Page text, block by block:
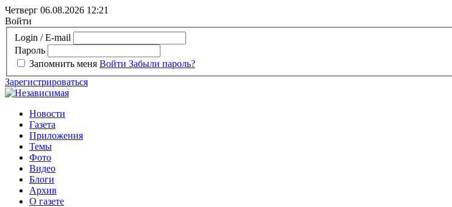
Четверг 06.08.2026 12:21
Войти
Login / E-mail
Пароль
Запомнить меня Войти Забыли пароль?
Зарегистрироваться
Новости
Газета
Приложения
Темы
Фото
Видео
Блоги
Архив
О газете